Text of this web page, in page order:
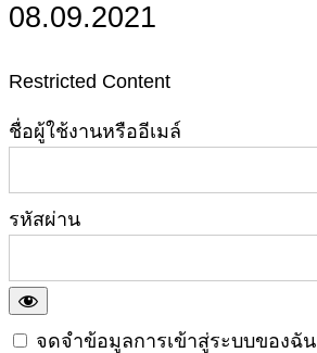
08.09.2021
Restricted Content
ชื่อผู้ใช้งานหรืออีเมล์
รหัสผ่าน
จดจำข้อมูลการเข้าสู่ระบบของฉัน